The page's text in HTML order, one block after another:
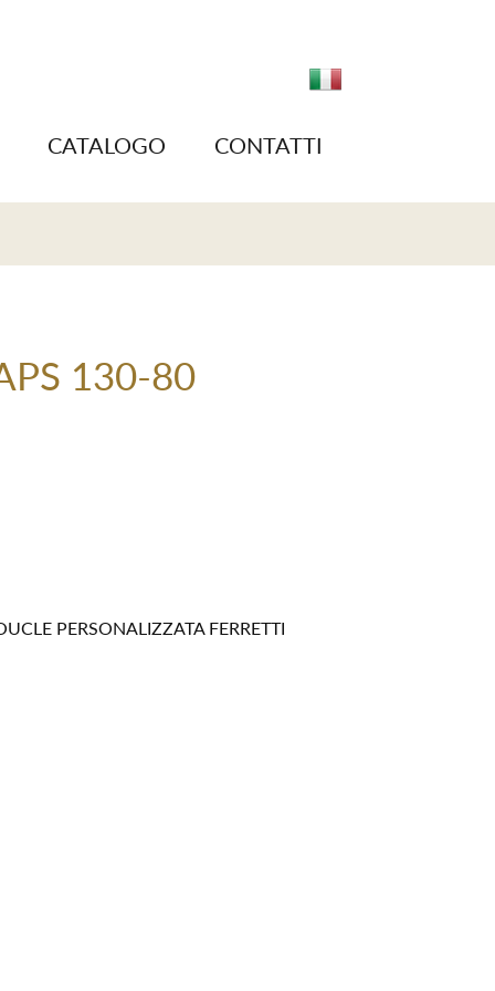
CATALOGO CONTATTI
130-80
PERSONALIZZATA FERRETTI